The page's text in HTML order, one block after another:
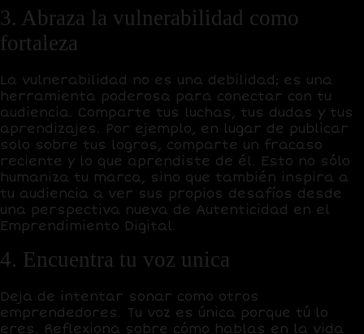
3. Abraza la vulnerabilidad como
fortaleza
La vulnerabilidad no es una debilidad; es una
herramienta poderosa para conectar con tu
audiencia. Comparte tus luchas, tus dudas y tus
aprendizajes. Por ejemplo, en lugar de publicar
solo sobre tus logros, comparte un fracaso
reciente y lo que aprendiste de él. Esto no sólo
humaniza tu marca, sino que también inspira a
tu audiencia a ver sus propios desafíos desde
una perspectiva nueva de Autenticidad en el
Emprendimiento Digital.
4. Encuentra tu voz unica
Deja de intentar sonar como otros
emprendedores. Tu voz es única porque tú lo
eres. Reflexiona sobre cómo hablas en la vida